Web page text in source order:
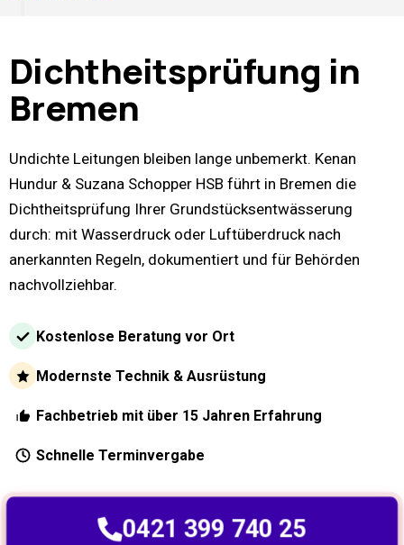
Dichtheitsprüfung in
Bremen
Undichte Leitungen bleiben lange unbemerkt. Kenan
Hundur & Suzana Schopper HSB führt in Bremen die
Dichtheitsprüfung Ihrer Grundstücksentwässerung
durch: mit Wasserdruck oder Luftüberdruck nach
anerkannten Regeln, dokumentiert und für Behörden
nachvollziehbar.
Kostenlose Beratung vor Ort
Modernste Technik & Ausrüstung
Fachbetrieb mit über 15 Jahren Erfahrung
Schnelle Terminvergabe
0421 399 740 25